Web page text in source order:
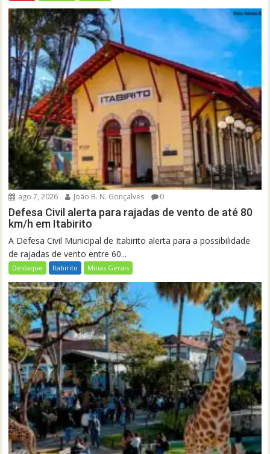
ago 7, 2026 João B. N. Gonçalves 0
Defesa Civil alerta para rajadas de vento de até 80
km/h em Itabirito
A Defesa Civil Municipal de Itabirito alerta para a possibilidade
de rajadas de vento entre 60...
Destaque Itabirito Minas Gerais